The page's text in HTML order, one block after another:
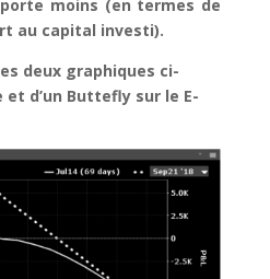
moins (en termes de
au capital investi).
deux graphiques ci-
et d’un Buttefly sur le E-